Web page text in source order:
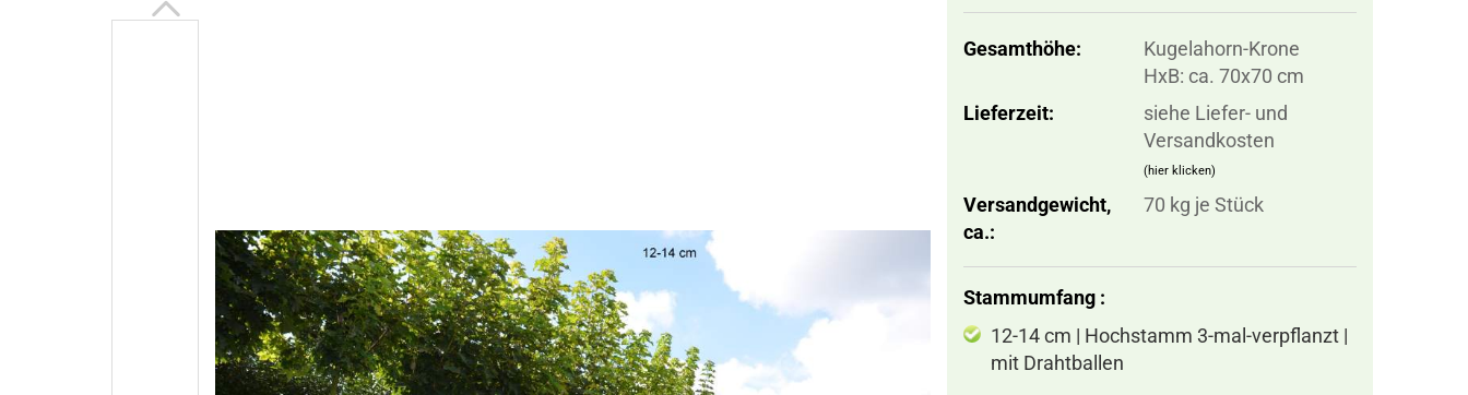
Kugel & Globus
Säule & Pyramide
Schirm & Dach
(natürlicher Wuchs)
Hängeform
Süßkirsche
Sauerkirsche
Gesamthöhe:
Kugelahorn-Krone
HxB: ca. 70x70 cm
Lieferzeit:
siehe Liefer- und
Versandkosten
(hier klicken)
Versandgewicht,
ca.:
70 kg je Stück
Stammumfang :
12-14 cm | Hochstamm 3-mal-verpflanzt |
mit Drahtballen